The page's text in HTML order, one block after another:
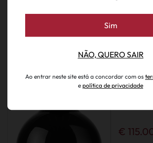
Sim
NÃO, QUERO SAIR
Ao entrar neste site está a concordar com os
e política de privacidade
€